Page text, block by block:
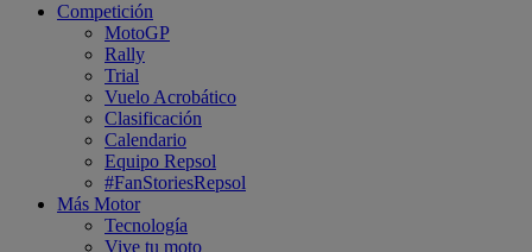
Competición
MotoGP
Rally
Trial
Vuelo Acrobático
Clasificación
Calendario
Equipo Repsol
#FanStoriesRepsol
Más Motor
Tecnología
Vive tu moto